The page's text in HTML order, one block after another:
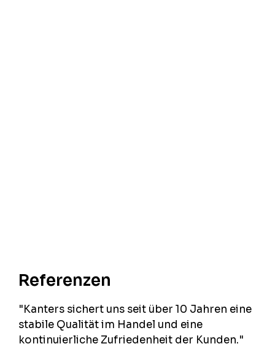
Referenzen
"Kanters sichert uns seit über 10 Jahren eine
stabile Qualität im Handel und eine
kontinuierliche Zufriedenheit der Kunden."